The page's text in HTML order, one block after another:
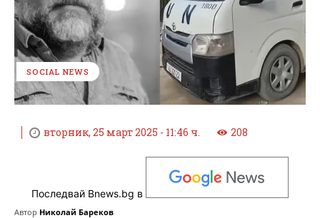
SOCIAL NEWS
вторник, 25 март 2025 - 11:46 ч. 208
Последвай Bnews.bg в
Автор Николай Бареков